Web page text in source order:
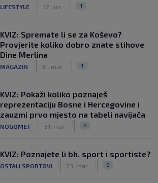
LIFESTYLE 12. jun. 1
KVIZ: Spremate li se za Koševo?
Provjerite koliko dobro znate stihove
Dine Merlina
MAGAZIN 31. mar. 1
KVIZ: Pokaži koliko poznaješ
reprezentaciju Bosne i Hercegovine i
zauzmi prvo mjesto na tabeli navijača
NOGOMET 31. mar. 0
KVIZ: Poznajete li bh. sport i sportiste?
OSTALI SPORTOVI 23. mar. 0